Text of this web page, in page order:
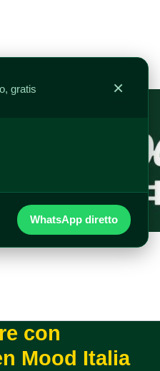
gratis ×
WhatsApp diretto
con
Mood Italia